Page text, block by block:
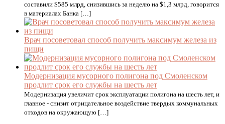
составили $585 млрд, снизившись за неделю на $1,3 млрд, говорится
в материалах Банка […]
Врач посоветовал способ получить максимум железа из
пищи
Модернизация мусорного полигона под Смоленском
продлит срок его службы на шесть лет
Модернизация увеличит срок эксплуатации полигона на шесть лет, и
главное - снизит отрицательное воздействие твердых коммунальных
отходов на окружающую […]